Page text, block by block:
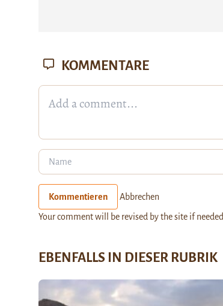
KOMMENTARE
Kommentieren Abbrechen
Your comment will be revised by the site if needed.
EBENFALLS IN DIESER RUBRIK